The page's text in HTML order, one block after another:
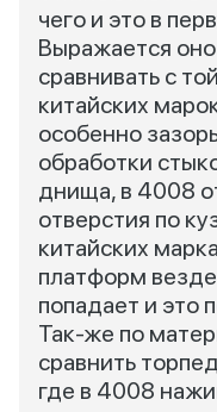
чего и это в
Выражается
сравнивать с
китайских
особенно
обработки
днища, в 4008
отверстия по
китайских
платформ
попадает и это
Так-же по
сравнить
где в 4008